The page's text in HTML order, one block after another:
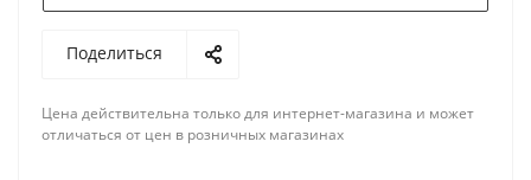
Поделиться
Цена действительна только для интернет-магазина и может
отличаться от цен в розничных магазинах